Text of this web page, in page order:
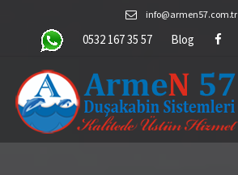
content
info@armen57.com.tr
0532 167 35 57 Blog